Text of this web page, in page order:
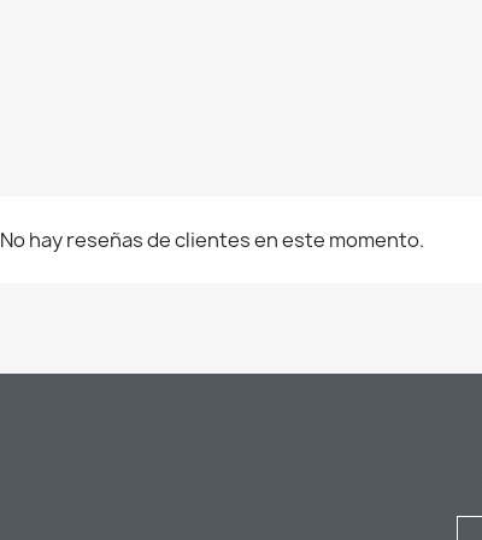
No hay reseñas de clientes en este momento.